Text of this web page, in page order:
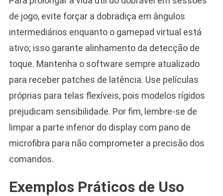
de jogo, evite forçar a dobradiça em ângulos
intermediários enquanto o gamepad virtual está
ativo; isso garante alinhamento da detecção de
toque. Mantenha o software sempre atualizado
para receber patches de latência. Use películas
próprias para telas flexíveis, pois modelos rígidos
prejudicam sensibilidade. Por fim, lembre-se de
limpar a parte inferior do display com pano de
microfibra para não comprometer a precisão dos
comandos.
Exemplos Práticos de Uso